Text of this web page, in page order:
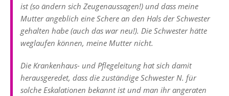
ist (so ändern sich Zeugenaussagen!) und dass meine
Mutter angeblich eine Schere an den Hals der Schwester
gehalten habe (auch das war neu!). Die Schwester hätte
weglaufen können, meine Mutter nicht.
Die Krankenhaus- und Pflegeleitung hat sich damit
herausgeredet, dass die zuständige Schwester N. für
solche Eskalationen bekannt ist und man ihr angeraten